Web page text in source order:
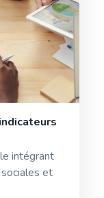
intégrant
et